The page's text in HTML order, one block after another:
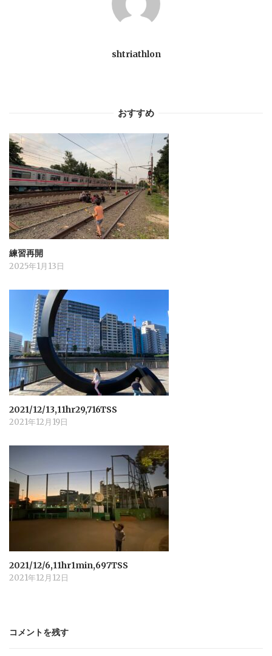
shtriathlon
おすすめ
練習再開
2025年1月13日
2021/12/13,11hr29,716TSS
2021年12月19日
2021/12/6,11hr1min,697TSS
2021年12月12日
コメントを残す